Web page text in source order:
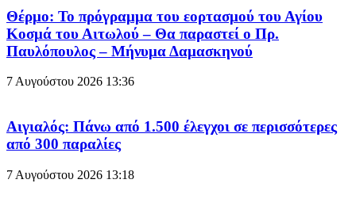
Θέρμο: Το πρόγραμμα του εορτασμού του Αγίου
Κοσμά του Αιτωλού – Θα παραστεί ο Πρ.
Παυλόπουλος – Mήνυμα Δαμασκηνού
7 Αυγούστου 2026 13:36
Αιγιαλός: Πάνω από 1.500 έλεγχοι σε περισσότερες
από 300 παραλίες
7 Αυγούστου 2026 13:18